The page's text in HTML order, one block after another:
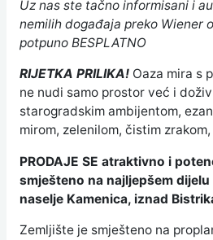
Uz nas ste tačno informisani i
nemilih događaja preko Wiener
potpuno BESPLATNO
RIJETKA PRILIKA!Oaza mira s
ne nudi samo prostor već i
starogradskim ambijentom,
mirom, zelenilom, čistim
PRODAJE SE atraktivno i
smješteno na najljepšem dijelu
naselje Kamenica, iznad
Zemljište je smješteno na